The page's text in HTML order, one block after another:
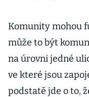
Komunity mohou
může to být
na úrovni jedné
ve které jsou
podstatě jde o to,